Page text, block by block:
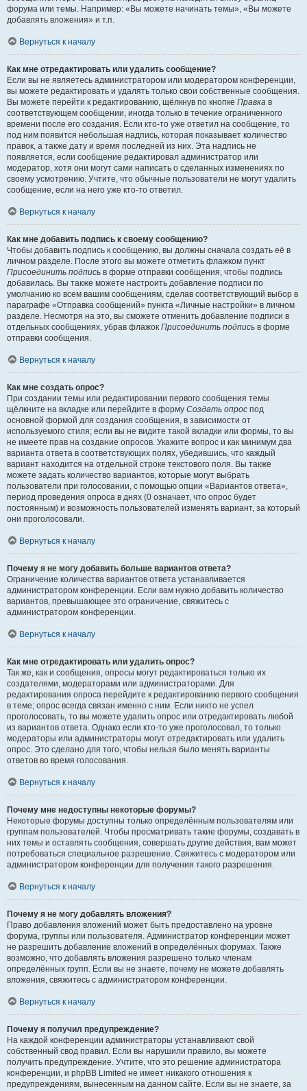
форума или темы. Например: «Вы можете начинать темы», «Вы можете
добавлять вложения» и т.п.
Вернуться к началу
Как мне отредактировать или удалить сообщение?
Если вы не являетесь администратором или модератором конференции,
вы можете редактировать и удалять только свои собственные сообщения.
Вы можете перейти к редактированию, щёлкнув по кнопке Правка в
соответствующем сообщении, иногда только в течение ограниченного
времени после его создания. Если кто-то уже ответил на сообщение, то
под ним появится небольшая надпись, которая показывает количество
правок, а также дату и время последней из них. Эта надпись не
появляется, если сообщение редактировал администратор или
модератор, хотя они могут сами написать о сделанных изменениях по
своему усмотрению. Учтите, что обычные пользователи не могут удалить
сообщение, если на него уже кто-то ответил.
Вернуться к началу
Как мне добавить подпись к своему сообщению?
Чтобы добавить подпись к сообщению, вы должны сначала создать её в
личном разделе. После этого вы можете отметить флажком пункт
Присоединить подпись в форме отправки сообщения, чтобы подпись
добавилась. Вы также можете настроить добавление подписи по
умолчанию ко всем вашим сообщениям, сделав соответствующий выбор в
параграфе «Отправка сообщений» пункта «Личные настройки» в личном
разделе. Несмотря на это, вы сможете отменить добавление подписи в
отдельных сообщениях, убрав флажок Присоединить подпись в форме
отправки сообщения.
Вернуться к началу
Как мне создать опрос?
При создании темы или редактировании первого сообщения темы
щёлкните на вкладке или перейдите в форму Создать опрос под
основной формой для создания сообщения, в зависимости от
используемого стиля; если вы не видите такой вкладки или формы, то вы
не имеете прав на создание опросов. Укажите вопрос и как минимум два
варианта ответа в соответствующих полях, убедившись, что каждый
вариант находится на отдельной строке текстового поля. Вы также
можете задать количество вариантов, которые могут выбрать
пользователи при голосовании, с помощью опции «Вариантов ответа»,
период проведения опроса в днях (0 означает, что опрос будет
постоянным) и возможность пользователей изменять вариант, за который
они проголосовали.
Вернуться к началу
Почему я не могу добавить больше вариантов ответа?
Ограничение количества вариантов ответа устанавливается
администратором конференции. Если вам нужно добавить количество
вариантов, превышающее это ограничение, свяжитесь с
администратором конференции.
Вернуться к началу
Как мне отредактировать или удалить опрос?
Так же, как и сообщения, опросы могут редактироваться только их
создателями, модераторами или администраторами. Для
редактирования опроса перейдите к редактированию первого сообщения
в теме; опрос всегда связан именно с ним. Если никто не успел
проголосовать, то вы можете удалить опрос или отредактировать любой
из вариантов ответа. Однако если кто-то уже проголосовал, то только
модераторы или администраторы могут отредактировать или удалить
опрос. Это сделано для того, чтобы нельзя было менять варианты
ответов во время голосования.
Вернуться к началу
Почему мне недоступны некоторые форумы?
Некоторые форумы доступны только определённым пользователям или
группам пользователей. Чтобы просматривать такие форумы, создавать в
них темы и оставлять сообщения, совершать другие действия, вам может
потребоваться специальное разрешение. Свяжитесь с модератором или
администратором конференции для получения такого разрешения.
Вернуться к началу
Почему я не могу добавлять вложения?
Право добавления вложений может быть предоставлено на уровне
форума, группы или пользователя. Администратор конференции может
не разрешить добавление вложений в определённых форумах. Также
возможно, что добавлять вложения разрешено только членам
определённых групп. Если вы не знаете, почему не можете добавлять
вложения, свяжитесь с администратором конференции.
Вернуться к началу
Почему я получил предупреждение?
На каждой конференции администраторы устанавливают свой
собственный свод правил. Если вы нарушили правило, вы можете
получить предупреждение. Учтите, что это решение администратора
конференции, и phpBB Limited не имеет никакого отношения к
предупреждениям, вынесенным на данном сайте. Если вы не знаете, за